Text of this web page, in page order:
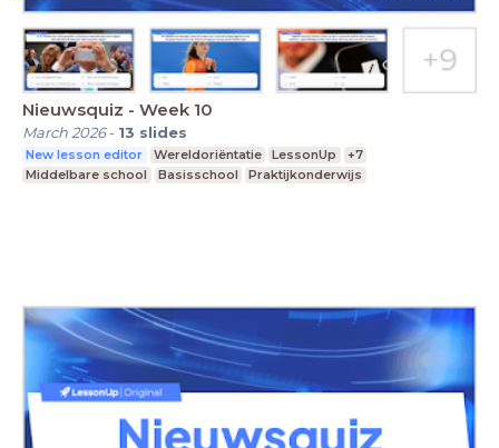
Nieuwsquiz - Week 10
March 2026- 13 slides
New lesson editor Wereldoriëntatie LessonUp
+7
Middelbare school
Basisschool Praktijkonderwijs